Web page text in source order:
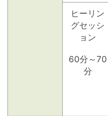
ヒーリン
グセッシ
ョン
60分～70
分